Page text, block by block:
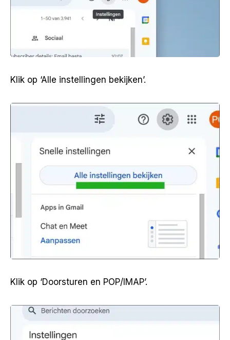
Klik op ‘Alle instellingen bekijken’.
Klik op ‘Doorsturen en POP/IMAP’.